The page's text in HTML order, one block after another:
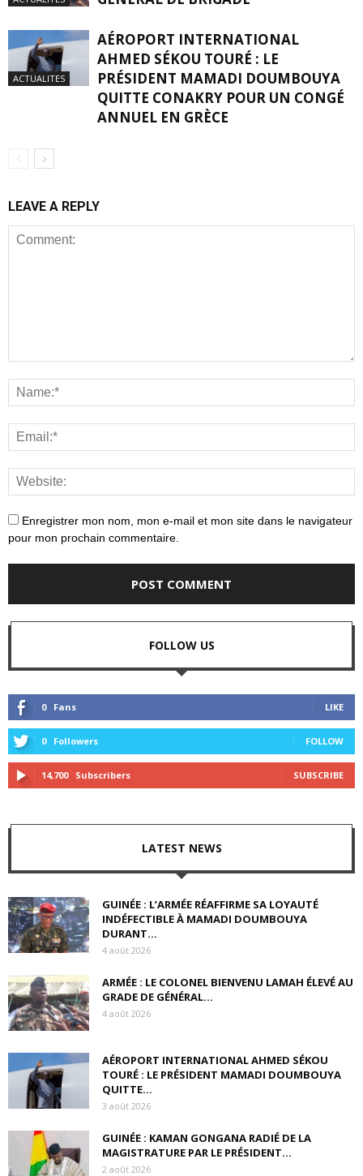
ACTUALITES
AÉROPORT INTERNATIONAL
AHMED SÉKOU TOURÉ : LE
PRÉSIDENT MAMADI DOUMBOUYA
QUITTE CONAKRY POUR UN CONGÉ
ANNUEL EN GRÈCE
LEAVE A REPLY
Enregistrer mon nom, mon e-mail et mon site dans le navigateur
pour mon prochain commentaire.
FOLLOW US
0 Fans LIKE
0 Followers FOLLOW
14,700 Subscribers SUBSCRIBE
LATEST NEWS
GUINÉE : L’ARMÉE RÉAFFIRME SA LOYAUTÉ
INDÉFECTIBLE À MAMADI DOUMBOUYA
DURANT...
4 août 2026
ARMÉE : LE COLONEL BIENVENU LAMAH ÉLEVÉ AU
GRADE DE GÉNÉRAL...
4 août 2026
AÉROPORT INTERNATIONAL AHMED SÉKOU
TOURÉ : LE PRÉSIDENT MAMADI DOUMBOUYA
QUITTE...
3 août 2026
GUINÉE : KAMAN GONGANA RADIÉ DE LA
MAGISTRATURE PAR LE PRÉSIDENT...
2 août 2026